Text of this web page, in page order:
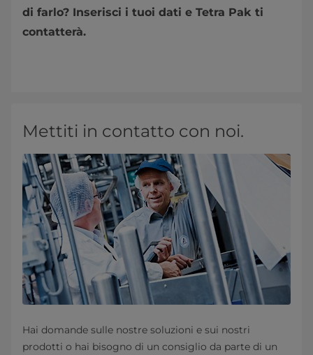
di farlo? Inserisci i tuoi dati e Tetra Pak ti
contatterà.
Mettiti in contatto con noi.
Hai domande sulle nostre soluzioni e sui nostri
prodotti o hai bisogno di un consiglio da parte di un